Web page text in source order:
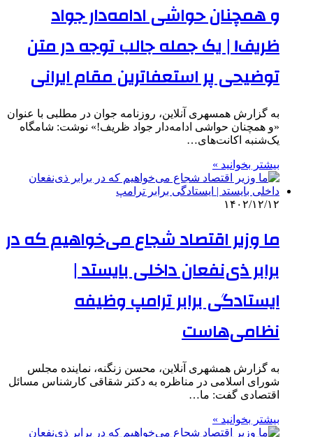
و همچنان حواشی ادامه‌دار جواد
ظریف! | یک جمله جالب توجه در متن
توضیحی پر استعفاترین مقام ایرانی
به گزارش همسهری آنلاین، روزنامه جوان در مطلبی با عنوان
«و همچنان حواشی ادامه‌دار جواد ظریف!» نوشت: شامگاه
یک‌شنبه اکانت‌های…
بیشتر بخوانید »
۱۴۰۲/۱۲/۱۲
ما وزیر اقتصاد شجاع می‌خواهیم که در
برابر ذی‌نفعان داخلی بایستد |
ایستادگی برابر ترامپ وظیفه
نظامی‌هاست
به گزارش همشهری آنلاین، محسن زنگنه، نماینده مجلس
شورای اسلامی در مناظره به دکتر شقاقی کارشناس مسائل
اقتصادی گفت: ما…
بیشتر بخوانید »